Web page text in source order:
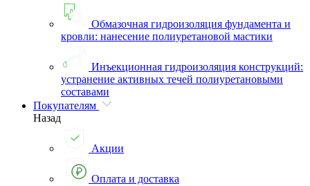
Обмазочная гидроизоляция фундамента и
кровли: нанесение полиуретановой мастики
Инъекционная гидроизоляция конструкций:
устранение активных течей полиуретановыми
составами
Покупателям
Назад
Акции
Оплата и доставка